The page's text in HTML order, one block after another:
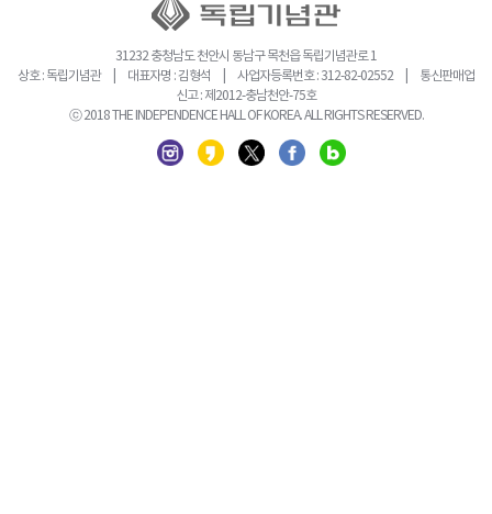
31232 충청남도 천안시 동남구 목천읍 독립기념관로 1
상호 : 독립기념관 | 대표자명 : 김형석 | 사업자등록번호 : 312-82-02552 | 통신판매업
신고 : 제2012-충남천안-75호
ⓒ 2018 THE INDEPENDENCE HALL OF KOREA. ALL RIGHTS RESERVED.